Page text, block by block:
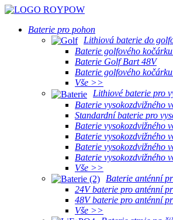
Baterie pro pohon
Lithiová baterie do
Baterie golfového
Baterie Golf Bart 48V
Baterie golfového
Vše >>
Lithiové baterie pro
Baterie vysokozdvižného
Standardní baterie pro
Baterie vysokozdvižného
Baterie vysokozdvižného
Baterie vysokozdvižného
Baterie vysokozdvižného
Vše >>
Baterie anténní
24V baterie pro anténní
48V baterie pro anténní
Vše >>